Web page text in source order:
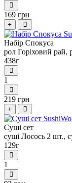
169 грн
+
Набір Спокуса
рол Горіховий рай,
438г
1
219 грн
+
Суші сет
суші Лосось 2 шт.,
129г
1